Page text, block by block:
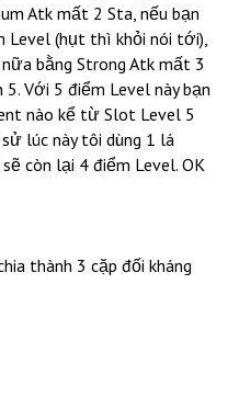
Atk mất 2 Sta, nếu bạn
Level (hụt thì khỏi nói tới),
bằng Strong Atk mất 3
Với 5 điểm Level này bạn
nào kể từ Slot Level 5
lúc này tôi dùng 1 lá
còn lại 4 điểm Level. OK
thành 3 cặp đối kháng